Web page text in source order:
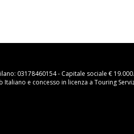
03178460154 - Capitale sociale €
e concesso in licenza a Touring